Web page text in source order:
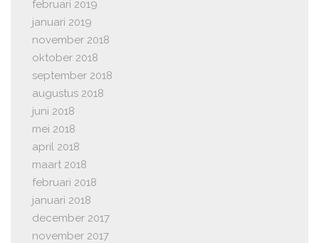
februari 2019
januari 2019
november 2018
oktober 2018
september 2018
augustus 2018
juni 2018
mei 2018
april 2018
maart 2018
februari 2018
januari 2018
december 2017
november 2017